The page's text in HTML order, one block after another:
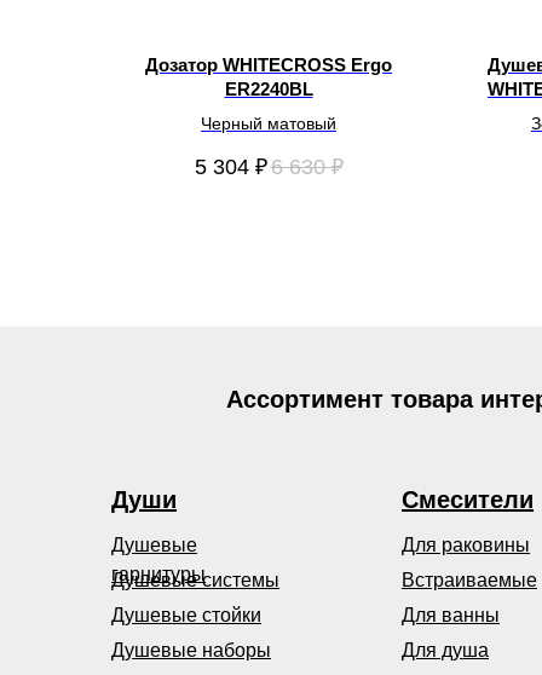
Дозатор WHITECROSS Ergo
ER2240BL
Черный матовый
5 304 ₽6 630 ₽
Смесители
Души
Душевые
гарнитуры
Душевые системы Встраиваемые
Для ванны
Для душа
Для раковины
Душевые стойки
Душевые наборы
Ассортимент товара